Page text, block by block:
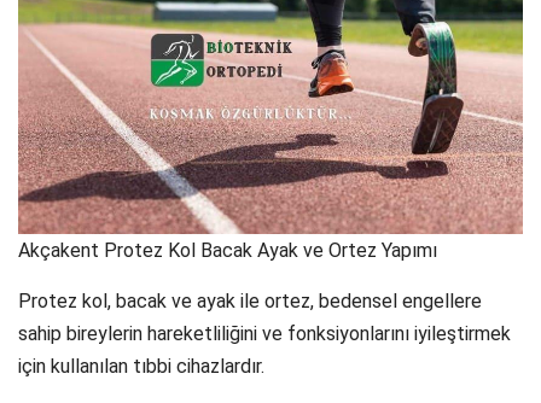
Akçakent Protez Kol Bacak Ayak ve Ortez Yapımı
Protez kol, bacak ve ayak ile ortez, bedensel engellere
sahip bireylerin hareketliliğini ve fonksiyonlarını iyileştirmek
için kullanılan tıbbi cihazlardır.